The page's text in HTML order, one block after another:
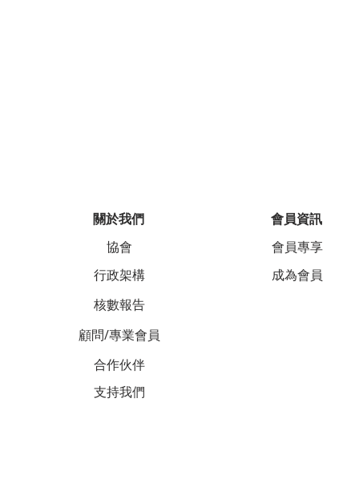
關於我們
協會
行政架構
核數報告
顧問/專業會員
合作伙伴
支持我們
會員資訊
會員專享
成為會員